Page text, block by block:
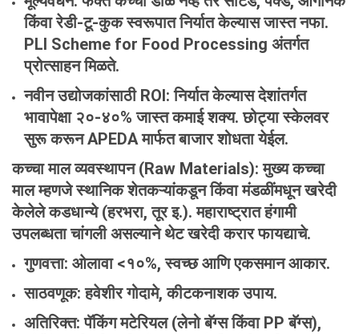
किंवा रेडी-टू-कुक स्वरूपात निर्यात केल्यास जास्त नफा.
PLI Scheme for Food Processing अंतर्गत
प्रोत्साहन मिळते.
नवीन उद्योजकांसाठीROI : निर्यात केल्यास देशांतर्गत
भावापेक्षा २०-४०% जास्त कमाई शक्य. छोट्या स्केलवर
सुरू करून APEDA मार्फत बाजार शोधता येईल.
कच्चा माल व्यवस्थापन(Raw Materials): मुख्य कच्चा
माल म्हणजे स्थानिक शेतकऱ्यांकडून किंवा मंडळींमधून खरेदी
केलेले कडधान्ये (हरभरा, तूर इ.). महाराष्ट्रात हंगामी
उपलब्धता चांगली असल्याने थेट खरेदी करार फायद्याचे.
गुणवत्ता: ओलावा <१०%, स्वच्छ आणि एकसमान आकार.
साठवणूक: हवेशीर गोदामे, कीटकनाशक उपाय.
अतिरिक्त: पॅकिंग मटेरियल (लेनो बॅग्स किंवा PP बॅग्स),